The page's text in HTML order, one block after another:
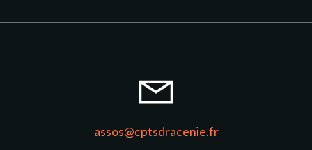
assos@cptsdracenie.fr